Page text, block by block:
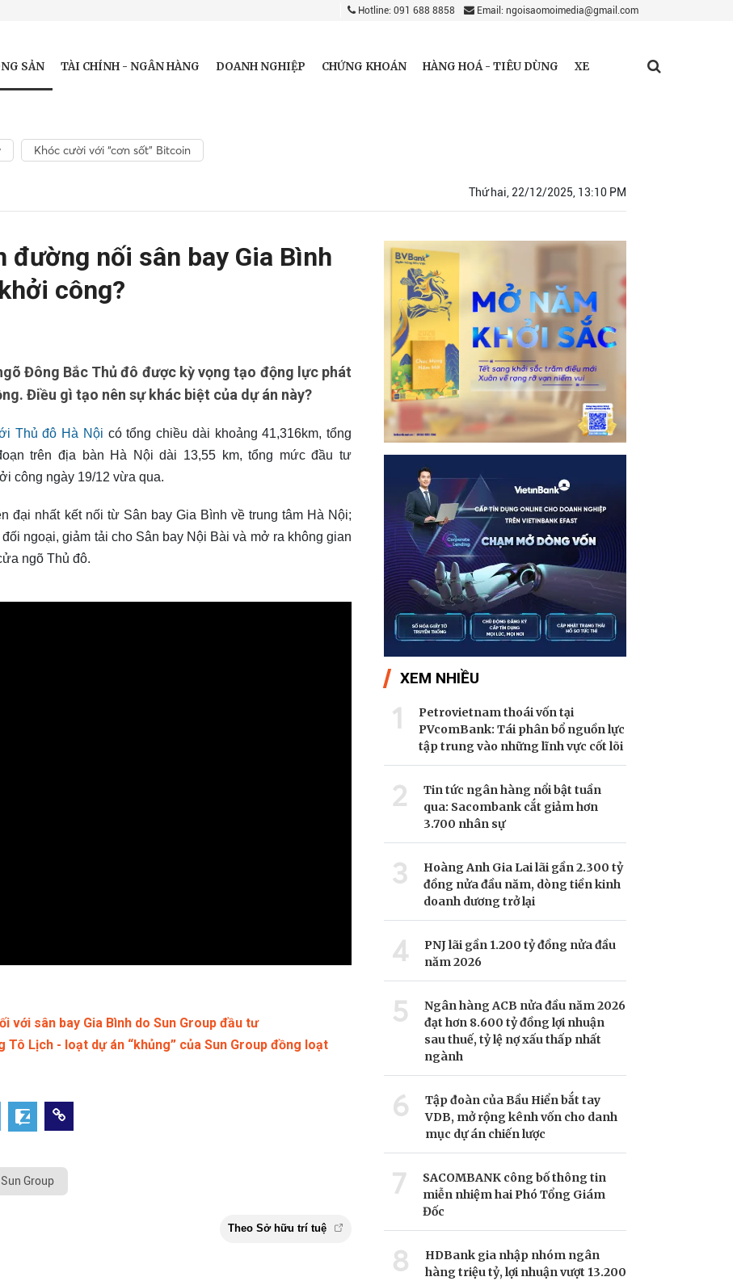
Hotline: 091 688 8858 Email: ngoisaomoimedia@gmail.com
SẢN TÀI CHÍNH - NGÂN HÀNG DOANH NGHIỆP CHỨNG KHOÁN HÀNG HOÁ - TIÊU DÙNG XE
Khóc cười với “cơn sốt” Bitcoin
Thứ hai, 22/12/2025, 13:10 PM
đường nối sân bay Gia Bình
công?
Đông Bắc Thủ đô được kỳ vọng tạo động lực phát
Điều gì tạo nên sự khác biệt của dự án này?
Thủ đô Hà Nội có tổng chiều dài khoảng 41,316km, tổng
trên địa bàn Hà Nội dài 13,55 km, tổng mức đầu tư
công ngày 19/12 vừa qua.
đại nhất kết nối từ Sân bay Gia Bình về trung tâm Hà Nội;
ngoại, giảm tải cho Sân bay Nội Bài và mở ra không gian
ngõ Thủ đô.
với sân bay Gia Bình do Sun Group đầu tư
Tô Lịch - loạt dự án “khủng” của Sun Group đồng loạt
Sun Group
XEM NHIỀU
1
Petrovietnam thoái vốn tại
PVcomBank: Tái phân bổ nguồn lực
tập trung vào những lĩnh vực cốt lõi
2
Tin tức ngân hàng nổi bật tuần
qua: Sacombank cắt giảm hơn
3.700 nhân sự
3
Hoàng Anh Gia Lai lãi gần 2.300 tỷ
đồng nửa đầu năm, dòng tiền kinh
doanh dương trở lại
4
PNJ lãi gần 1.200 tỷ đồng nửa đầu
năm 2026
5
Ngân hàng ACB nửa đầu năm 2026
đạt hơn 8.600 tỷ đồng lợi nhuận
sau thuế, tỷ lệ nợ xấu thấp nhất
ngành
6
Tập đoàn của Bầu Hiển bắt tay
VDB, mở rộng kênh vốn cho danh
mục dự án chiến lược
7
SACOMBANK công bố thông tin
miễn nhiệm hai Phó Tổng Giám
Đốc
8
HDBank gia nhập nhóm ngân
hàng triệu tỷ, lợi nhuận vượt 13.200